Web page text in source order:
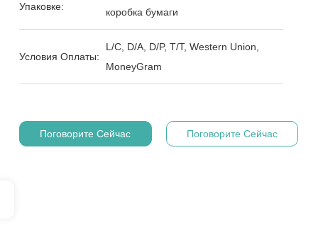
Упаковке:
коробка бумаги
Условия Оплаты:
L/C, D/A, D/P, T/T, Western Union,
MoneyGram
Поговорите Сейчас Поговорите Сейчас